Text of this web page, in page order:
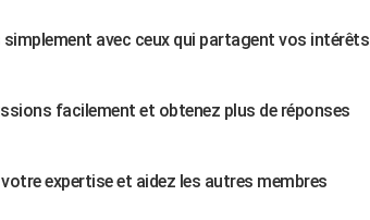
avec ceux qui partagent vos intérêts
facilement et obtenez plus de réponses
expertise et aidez les autres membres